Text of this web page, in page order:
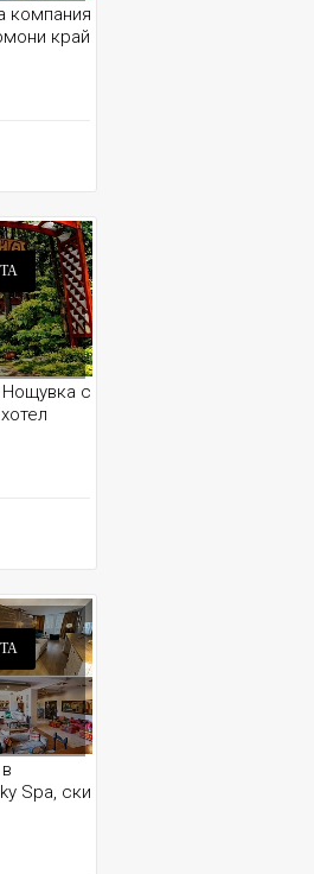
компания
край
с
Spa, ски